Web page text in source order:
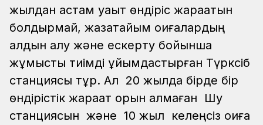
жылдан астам уақыт өндіріс жарақатын
болдырмай, жазатайым оқиғалардың
алдын алу және ескерту бойынша
жұмысты тиімді ұйымдастырған Түрксіб
станциясы тұр. Ал 20 жылда бірде бір
өндірістік жарақат орын алмаған Шу
станциясын және 10 жыл келеңсіз оқиға